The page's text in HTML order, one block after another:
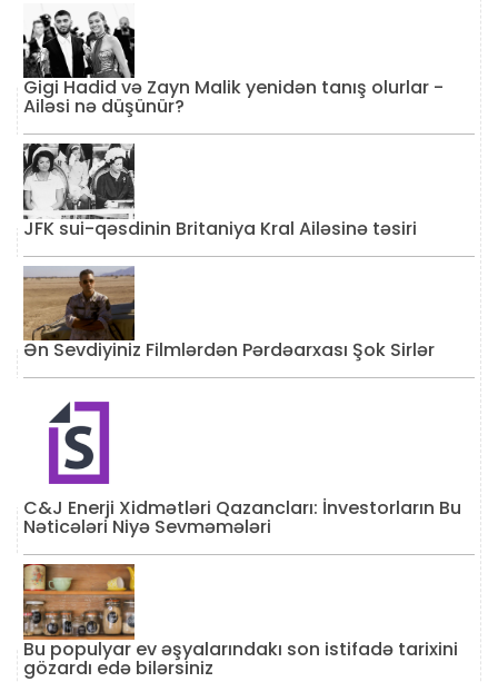
Gigi Hadid və Zayn Malik yenidən tanış olurlar -
Ailəsi nə düşünür?
JFK sui-qəsdinin Britaniya Kral Ailəsinə təsiri
Ən Sevdiyiniz Filmlərdən Pərdəarxası Şok Sirlər
C&J Enerji Xidmətləri Qazancları: İnvestorların Bu
Nəticələri Niyə Sevməmələri
Bu populyar ev əşyalarındakı son istifadə tarixini
gözardı edə bilərsiniz